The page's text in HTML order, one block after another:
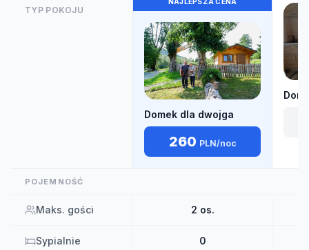
TYP POKOJU
Domek dla dwojga
260 PLN/noc
POJEMNOŚĆ
Maks. gości 2 os.
Sypialnie 0